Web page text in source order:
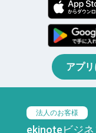
アプ
法人のお客様
ekinoteビジネ